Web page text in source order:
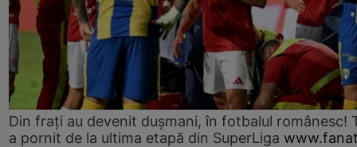
Din frați au devenit dușmani, în fotbalul românesc!
a pornit de la ultima etapă din SuperLiga